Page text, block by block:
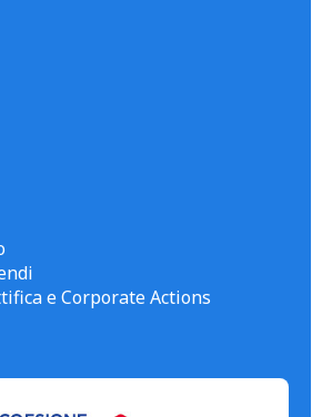
e Corporate Actions